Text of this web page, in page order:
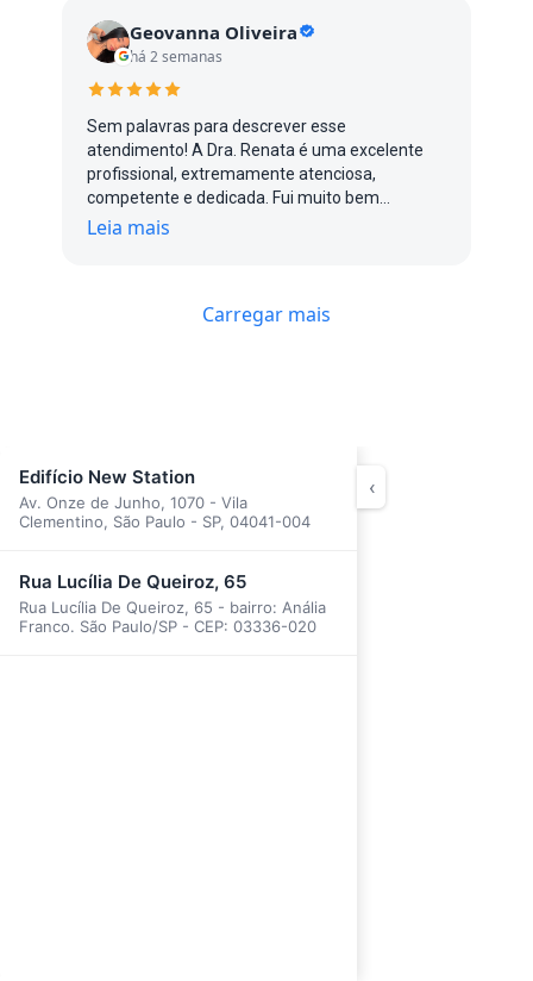
Geovanna Oliveira
há 2 semanas
Sem palavras para descrever esse
atendimento! A Dra. Renata é uma excelente
profissional, extremamente atenciosa,
competente e dedicada. Fui muito bem
atendida do início ao fim, com um cuidado e
Leia mais
Carregar mais
Edifício New Station
Av. Onze de Junho, 1070 - Vila
Clementino, São Paulo - SP, 04041-004
Rua Lucília De Queiroz, 65
Rua Lucília De Queiroz, 65 - bairro: Anália
Franco. São Paulo/SP - CEP: 03336-020
‹